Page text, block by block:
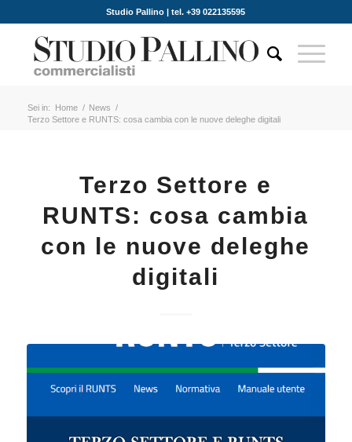
Studio Pallino | tel. +39 022135595
Sei in: Home / News /
Terzo Settore e RUNTS: cosa cambia con le nuove deleghe digitali
Terzo Settore e
RUNTS: cosa cambia
con le nuove deleghe
digitali